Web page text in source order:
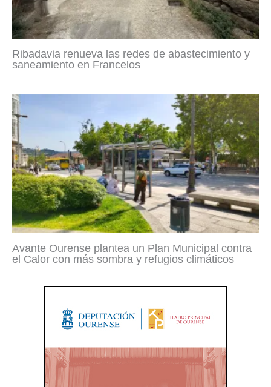
Ribadavia renueva las redes de abastecimiento y
saneamiento en Francelos
Avante Ourense plantea un Plan Municipal contra
el Calor con más sombra y refugios climáticos